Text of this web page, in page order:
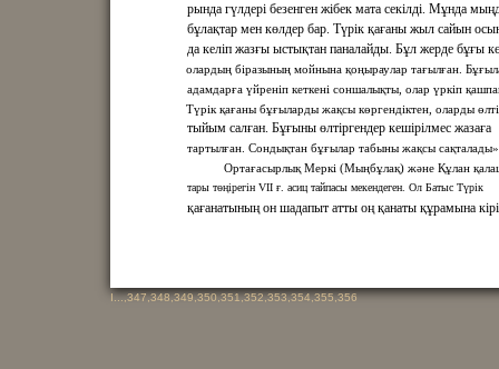
рында гүлдері безенген жібек мата секілді. Мұнда
бұлақтар мен көлдер бар. Түрік қағаны жыл сайын
да келіп жазғы ыстықтан паналайды. Бұл жерде бұғы
олардың біразының мойнына қоңыраулар тағылған.
адамдарға үйреніп кеткені соншалықты, олар үркіп
Түрік қағаны бұғыларды жақсы көргендіктен, оларды
тыйым салған. Бұғыны өлтіргендер кешірілмес жазаға
тартылған. Сондықтан бұғылар табыны жақсы
Ортағасырлық Меркі (Мыңбұлақ) және Құлан
тары төңірегін VII ғ. асиц тайпасы мекендеген. Ол Батыс Түрік
қағанатының он шадапыт атты оң қанаты құрамына
I...,347,348,349,350,351,352,353,354,355,356